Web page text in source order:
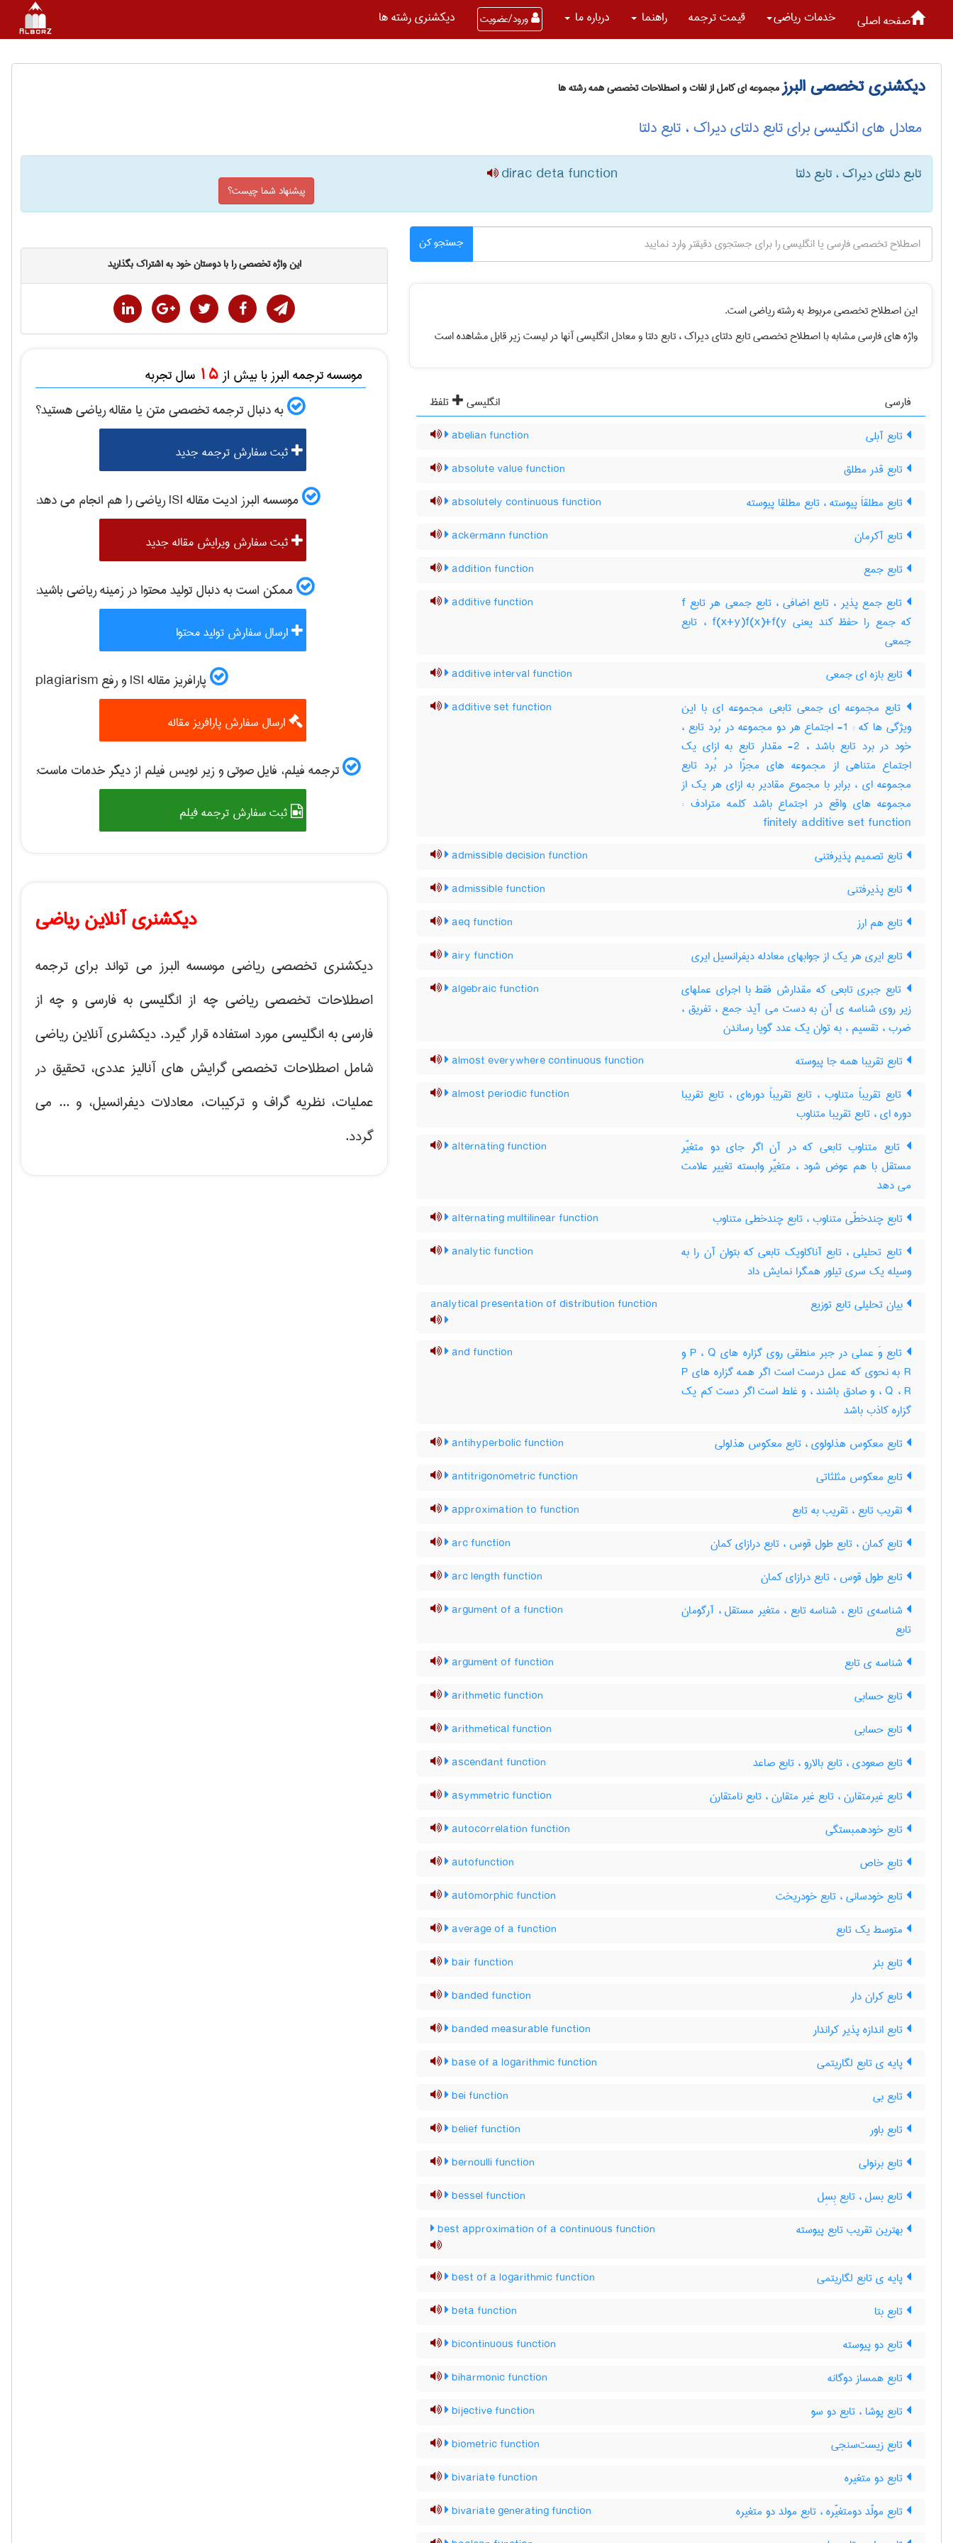
صفحه اصلی خدمات رياضی قیمت ترجمه راهنما درباره ما ورود/عضویت دیکشنری رشته ها
دیکشنری تخصصی البرزمجموعه ای کامل از لغات و اصطلاحات تخصصی همه رشته ها
معادل های انگلیسی برای تابع دلتای دیراک ، تابع دلتا
تابع دلتای دیراک ، تابع دلتا dirac deta function
پیشنهاد شما چیست؟
جستجو کن
این اصطلاح تخصصی مربوط به رشتهرياضیاست.
واژه های فارسی مشابه با اصطلاح تخصصیتابع دلتای دیراک ، تابع دلتاو معادل انگلیسی آنها در لیست زیر قابل مشاهده است
فارسی انگلیسی
تلفظ
تابع آبلی
abelian function
تابع قدر مطلق absolute value function
تابع مطلقاَ پیوسته ، تابع مطلقا پیوسته absolutely continuous function
تابع آکرمان ackermann function
تابع جمع addition function
تابع جمع پذیر ، تابع اضافی ، تابع جمعی هر تابع f
که جمع را حفظ کند یعنی f(x+y)f(x)+f(y ، تابع
جمعی
additive function
تابع بازه ای جمعی additive interval function
تابع مجموعه ای جمعی تابعی مجموعه ای با این
ویژگی ها که : 1- اجتماع هر دو مجموعه در بُرد تابع ،
خود در برد تابع باشد ، 2- مقدار تابع به ازای یک
اجتماع متناهی از مجموعه های مجزّا در بُرد تابع
مجموعه ای ، برابر با مجموع مقادیر به ازای هر یک از
مجموعه های واقع در اجتماع باشد کلمه مترادف :
finitely additive set function
additive set function
تابع تصمیم پذیرفتنی admissible decision function
تابع پذیرفتنی admissible function
تابع هم ارز aeq function
تابع ایری هر یک از جوابهای معادله دیفرانسیل ایری airy function
تابع جبری تابعی که مقدارش فقط با اجرای عملهای
زیر روی شناسه ی آن به دست می آید: جمع ، تفریق ،
ضرب ، تقسیم ، به توان یک عدد گویا رساندن
algebraic function
تابع تقریبا همه جا پیوسته almost everywhere continuous function
تابع تقریباً متناوب ، تابع تقریباً دوره‌ای ، تابع تقریبا
دوره ای ، تابع تقریبا متناوب
almost periodic function
تابع متناوب تابعی که در آن اگر جای دو متغیّر
مستقل با هم عوض شود ، متغیّر وابسته تغییر علامت
می دهد
alternating function
تابع چندخطّی متناوب ، تابع چندخطی متناوب alternating multilinear function
تابع تحلیلی ، تابع آناکاویک تابعی که بتوان آن را به
وسیله یک سری تیلور همگرا نمایش داد
analytic function
بیان تحلیلی تابع توزیع analytical presentation of distribution function
تابع وَ عملی در جبر منطقی روی گزاره های P ، Q و
R به نحوی که عمل درست است اگر همه گزاره های P
، Q ، R و صادق باشند ، و غلط است اگر دست کم یک
گزاره کاذب باشد
and function
تابع معکوس هذلولوی ، تابع معکوس هذلولی antihyperbolic function
تابع معکوس مثلثاتی antitrigonometric function
تقریب تابع ، تقریب به تابع approximation to function
تابع کمان ، تابع طول قوس ، تابع درازای کمان arc function
تابع طول قوس ، تابع درازای کمان arc length function
شناسه‌ی تابع ، شناسه تابع ، متغیر مستقل ، آرگومان
تابع
argument of a function
شناسه ی تابع argument of function
تابع حسابی arithmetic function
تابع حسابی arithmetical function
تابع صعودی ، تابع بالارو ، تابع صاعد ascendant function
تابع غیرمتقارن ، تابع غیر متقارن ، تابع نامتقارن asymmetric function
تابع خودهمبستگی autocorrelation function
تابع خاص autofunction
تابع خودسانی ، تابع خودریخت automorphic function
متوسط یک تابع average of a function
تابع بئر bair function
تابع کران دار banded function
تابع اندازه پذیر کراندار banded measurable function
پایه ی تابع لگاریتمی base of a logarithmic function
تابع بی bei function
تابع باور belief function
تابع برنولی bernoulli function
تابع بسل ، تابع بِسِل bessel function
بهترین تقریب تابع پیوسته best approximation of a continuous function
پایه ی تابع لگاریتمی best of a logarithmic function
تابع بتا beta function
تابع دو پیوسته bicontinuous function
تابع همساز دوگانه biharmonic function
تابع پوشا ، تابع دو سو bijective function
تابع زیست‌سنجی biometric function
تابع دو متغیره bivariate function
تابع مولّد دومتغیّره ، تابع مولد دو متغیره bivariate generating function
این واژه تخصصی را با دوستان خود به اشتراک بگذارید
موسسه ترجمه البرز با بیش از 15 سال تجربه
به دنبال ترجمه تخصصی متن یا مقالهرياضیهستید؟
ثبت سفارش ترجمه جدید
موسسه البرز ادیت مقاله ISI رياضیرا هم انجام می دهد:
ثبت سفارش ویرایش مقاله جدید
ممکن است به دنبال تولید محتوا در زمینهرياضیباشید:
ارسال سفارش تولید محتوا
پارافریز مقاله ISI و رفع plagiarism
ارسال سفارش پارافریز مقاله
ترجمه فیلم، فایل صوتی و زیر نویس فیلم از دیگر خدمات ماست:
ثبت سفارش ترجمه فیلم
دیکشنری آنلاین ریاضی
دیکشنری تخصصی ریاضی موسسه البرز می تواند برای ترجمه
اصطلاحات تخصصی ریاضی چه از انگلیسی به فارسی و چه از
فارسی به انگلیسی مورد استفاده قرار گیرد. دیکشنری آنلاین ریاضی
شامل اصطلاحات تخصصی گرایش هایآنالیز عددی، تحقیق در
عملیات، نظریه گراف و تركیبات، معادلات دیفرانسیل، و ... می
گردد.